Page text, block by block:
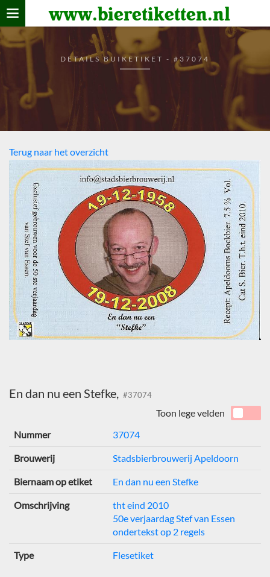
www.bieretiketten.nl
Home
verzamelen
De bierkaart
Bezoekers
DETAILS BUIKETIKET - #37074
Terug naar het overzicht
En dan nu een Stefke, #37074
Toon lege velden
Nummer
37074
Brouwerij Stadsbierbrouwerij Apeldoorn
Biernaam op etiket En dan nu een Stefke
Omschrijving
tht eind 2010
50e verjaardag Stef van Essen
ondertekst op 2 regels
Type Flesetiket